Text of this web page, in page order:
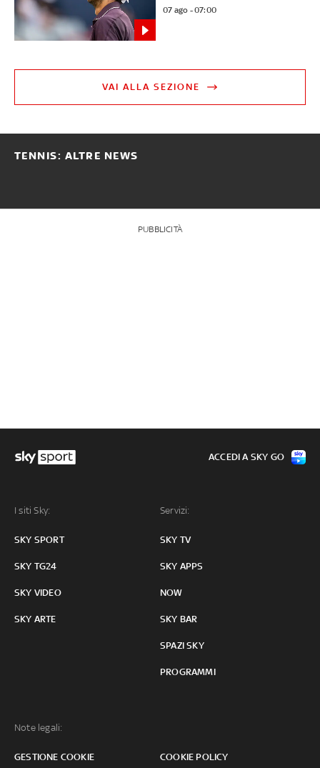
07 ago - 07:00
VAI ALLA SEZIONE
TENNIS: ALTRE NEWS
PUBBLICITÀ
I siti Sky:
SKY SPORT
SKY TG24
SKY VIDEO
SKY ARTE
Servizi:
SKY TV
SKY APPS
NOW
SKY BAR
SPAZI SKY
PROGRAMMI
Note legali:
GESTIONE COOKIE COOKIE POLICY
ACCEDI A SKY GO